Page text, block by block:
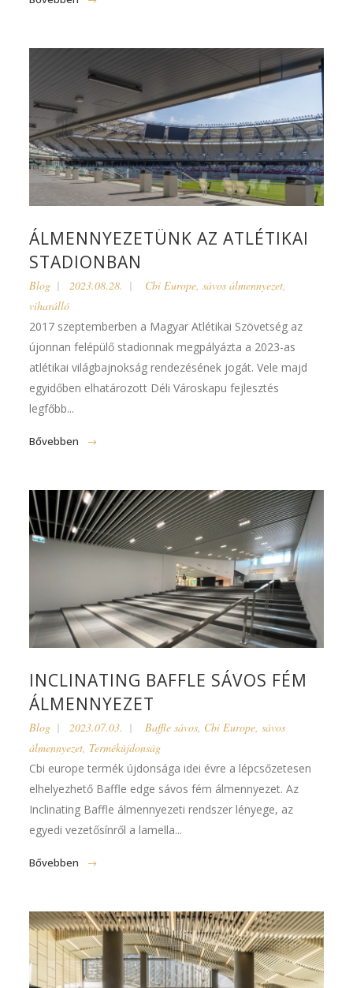
ÁLMENNYEZETÜNK AZ ATLÉTIKAI
STADIONBAN
Blog 2023.08.28. Cbi Europe,sávos álmennyezet,
viharálló
2017 szeptemberben a Magyar Atlétikai Szövetség az
újonnan felépülő stadionnak megpályázta a 2023-as
atlétikai világbajnokság rendezésének jogát. Vele majd
egyidőben elhatározott Déli Városkapu fejlesztés
legfőbb...
Bővebben
INCLINATING BAFFLE SÁVOS FÉM
ÁLMENNYEZET
Blog 2023.07.03. Baffle sávos, Cbi Europe,sávos
álmennyezet, Termékújdonság
Cbi europe termék újdonsága idei évre a lépcsőzetesen
elhelyezhető Baffle edge sávos fém álmennyezet. Az
Inclinating Baffle álmennyezeti rendszer lényege, az
egyedi vezetősínről a lamella...
Bővebben